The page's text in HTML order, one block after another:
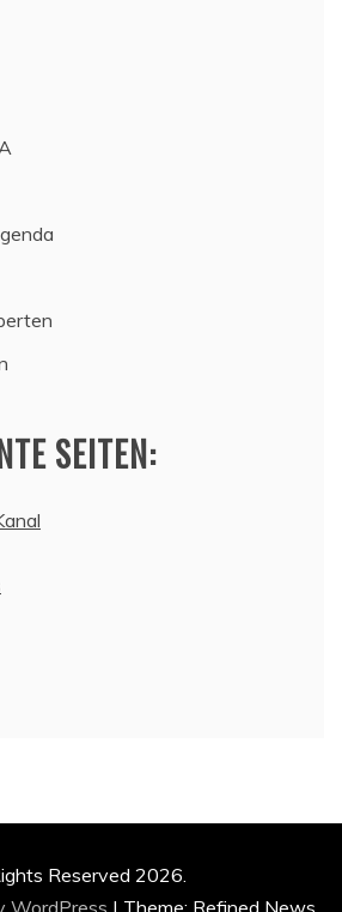
SEITEN:
Reserved 2026.
WordPress | Theme: Refined News